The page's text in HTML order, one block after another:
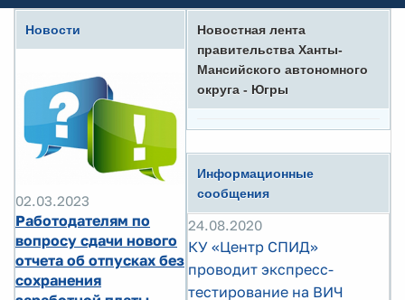
Новости
02.03.2023
Работодателям по
вопросу сдачи нового
отчета об отпусках без
сохранения
Новостная лента
правительства Ханты-
Мансийского автономного
округа - Югры
Информационные
сообщения
24.08.2020
КУ «Центр СПИД»
проводит экспресс-
тестирование на ВИЧ